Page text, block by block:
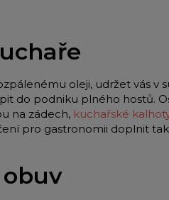
oleji, udržet vás v
do podniku plného hostů.
na zádech, kuchařské
pro gastronomii doplnit